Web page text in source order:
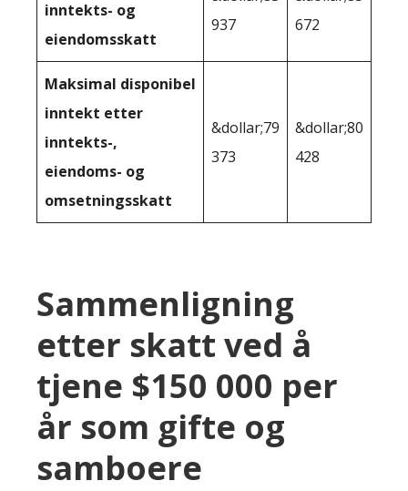
inntekts- og
eiendomsskatt
937
672
Maksimal disponibel
inntekt etter
inntekts-,
eiendoms- og
omsetningsskatt
&dollar;79
373
&dollar;80
428
Sammenligning
etter skatt ved å
tjene $150 000 per
år som gifte og
samboere